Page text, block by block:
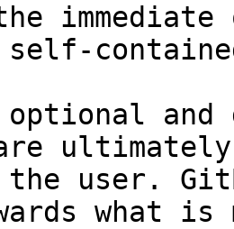
and
the user.
what